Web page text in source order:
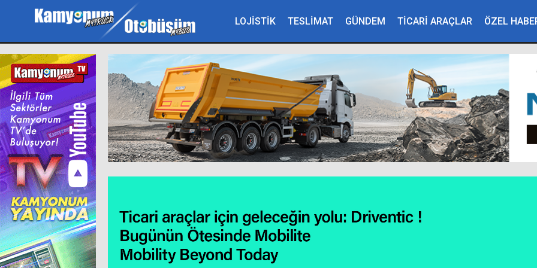
LOJİSTİK TESLİMAT GÜNDEM TİCARİ ARAÇLAR ÖZEL